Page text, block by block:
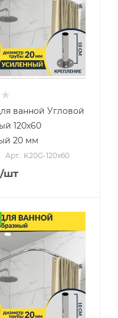
ванной Угловой
120х60
20 мм
Арт.: K20G-120x60
/шт